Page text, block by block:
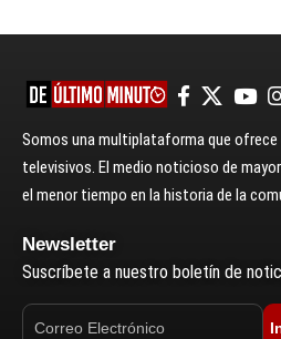
Somos una multiplataforma que
televisivos. El medio noticioso de
el menor tiempo en la historia de la
Newsletter
Suscríbete a nuestro boletín de